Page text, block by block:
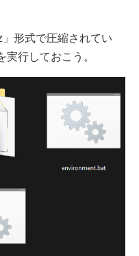
形式で圧縮されてい
行しておこう。